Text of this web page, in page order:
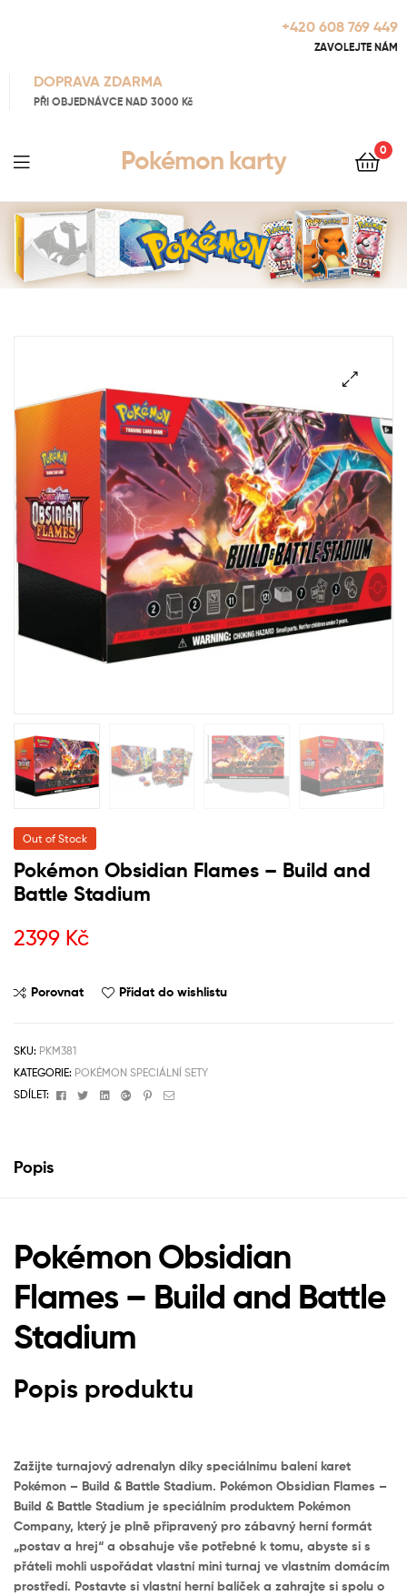
+420 608 769 449
ZAVOLEJTE NÁM
DOPRAVA ZDARMA
PŘI OBJEDNÁVCE NAD 3000 Kč
Pokémon karty 0
Out of Stock
Pokémon Obsidian Flames – Build and
Battle Stadium
2399 Kč
Porovnat Přidat do wishlistu
SKU: PKM381
KATEGORIE: POKÉMON SPECIÁLNÍ SETY
SDÍLET:
FacebookTwitterLinkedinGoogle+Pinterest
Email
Popis
Pokémon Obsidian
Flames – Build and Battle
Stadium
Popis produktu
Zažijte turnajový adrenalyn díky speciálnímu balení karet
Pokémon – Build & Battle Stadium. Pokémon Obsidian Flames –
Build & Battle Stadium je speciálním produktem Pokémon
Company, který je plně připravený pro zábavný herní formát
„postav a hrej“ a obsahuje vše potřebné k tomu, abyste si s
přáteli mohli uspořádat vlastní mini turnaj ve vlastním domácím
prostředí. Postavte si vlastní herní balíček a zahrajte si spolu o